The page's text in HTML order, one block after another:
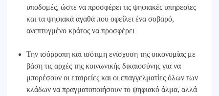
υποδομές, ώστε να προσφέρει τις ψηφιακές υπηρεσίες
και τα ψηφιακά αγαθά που οφείλει ένα σοβαρό,
ανεπτυγμένο κράτος να προσφέρει
Την ισόρροπη και ισότιμη ενίσχυση της οικονομίας με
βάση τις αρχές της κοινωνικής δικαιοσύνης για να
μπορέσουν οι εταιρείες και οι επαγγελματίες όλων των
κλάδων να πραγματοποιήσουν το ψηφιακό άλμα, αλλά